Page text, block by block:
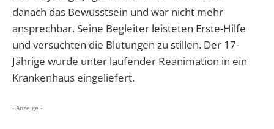
danach das Bewusstsein und war nicht mehr
ansprechbar. Seine Begleiter leisteten Erste-Hilfe
und versuchten die Blutungen zu stillen. Der 17-
Jährige wurde unter laufender Reanimation in ein
Krankenhaus eingeliefert.
- Anzeige -